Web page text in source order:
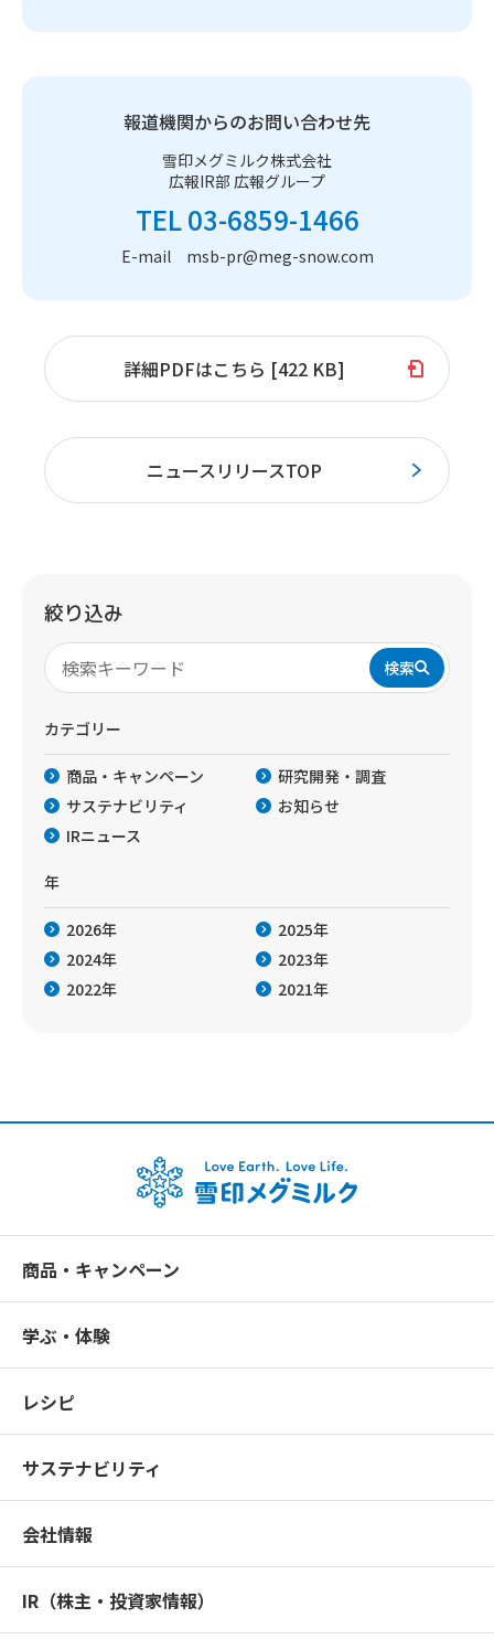
報道機関からのお問い合わせ先
雪印メグミルク株式会社
広報IR部 広報グループ
TEL 03-6859-1466
E-mail msb-pr@meg-snow.com
詳細PDFはこちら [422 KB]
ニュースリリースTOP
絞り込み
検索
カテゴリー
商品・キャンペーン
研究開発・調査
サステナビリティ
お知らせ
IRニュース
年
2026年
2025年
2024年
2023年
2022年
2021年
商品・キャンペーン
学ぶ・体験
レシピ
サステナビリティ
会社情報
IR（株主・投資家情報）